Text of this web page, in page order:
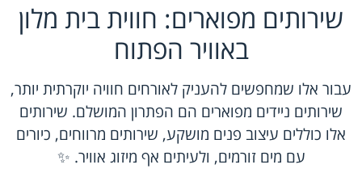
שירותים מפוארים: חווית בית מלון
באוויר הפתוח
עבור אלו שמחפשים להעניק לאורחים חוויה יוקרתית יותר,
שירותים ניידים מפוארים הם הפתרון המושלם. שירותים
אלו כוללים עיצוב פנים מושקע, שירותים מרווחים, כיורים
עם מים זורמים, ולעיתים אף מיזוג אוויר. ✨